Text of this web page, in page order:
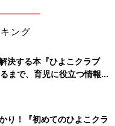
ング
決する本『ひよこクラブ
まで、育児に役立つ情報が
り！『初めてのひよこクラ